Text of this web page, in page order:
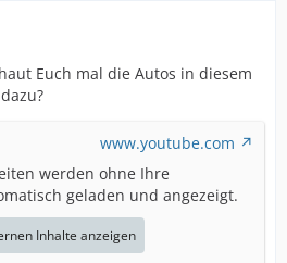
Euch mal die Autos in diesem
www.youtube.com
werden ohne Ihre
geladen und angezeigt.
Inhalte anzeigen